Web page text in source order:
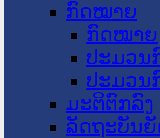
ກົດໝາຍ
ກົດໝາຍ
ປະມວນ
ປະມວນ
ມະຕິຕົກລົງ
ລັດຖະບັນ